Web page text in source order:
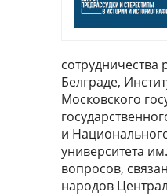
сотрудничества
Белграде,
Московского
и
университета
вопросов,
народов